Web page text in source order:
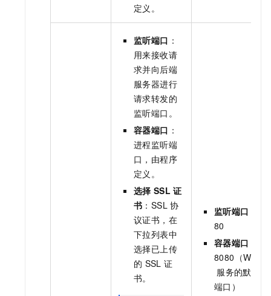
定义。
监听端口 ：
用来接收请
求并向后端
服务器进行
请求转发的
监听端口。
容器端口 ：
进程监听端
口，由程序
定义。
选择 SSL 证
书 ：SSL 协
议证书，在
下拉列表中
选择已上传
的 SSL 证
书。
监听端口
80
容器端口
8080（Web
服务的默认
端口）